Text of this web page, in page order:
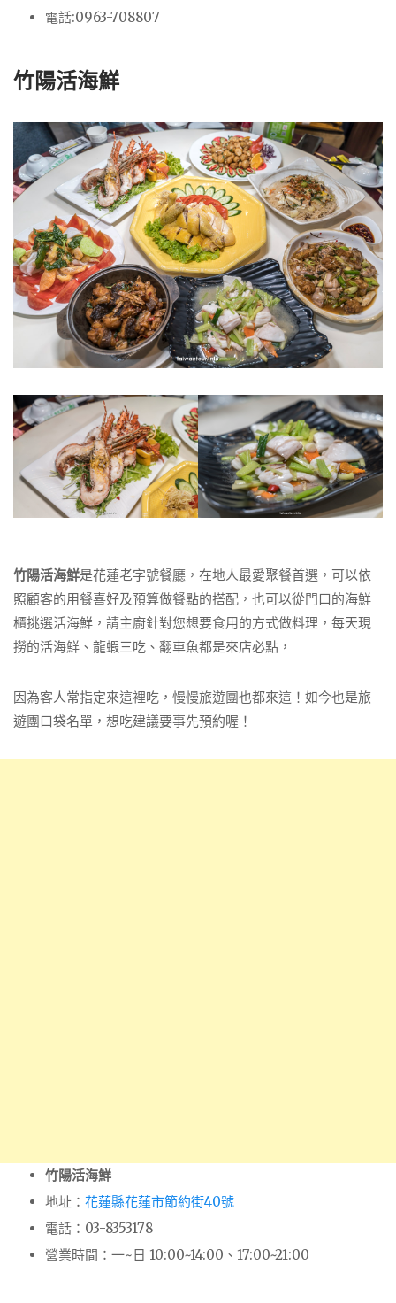
電話:0963-708807
竹陽活海鮮
竹陽活海鮮是花蓮老字號餐廳，在地人最愛聚餐首選，可以依
照顧客的用餐喜好及預算做餐點的搭配，也可以從門口的海鮮
櫃挑選活海鮮，請主廚針對您想要食用的方式做料理，每天現
撈的活海鮮、龍蝦三吃、翻車魚都是來店必點，
因為客人常指定來這裡吃，慢慢旅遊團也都來這！如今也是旅
遊團口袋名單，想吃建議要事先預約喔！
竹陽活海鮮
地址： 花蓮縣花蓮市節約街40號
電話：03-8353178
營業時間：一~日 10:00~14:00、17:00~21:00